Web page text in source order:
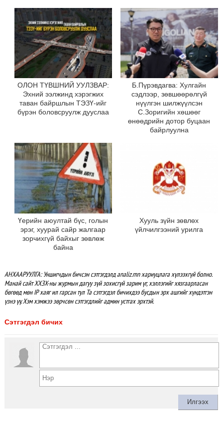
ОЛОН ТҮВШНИЙ УУЛЗВАР:
Эхний ээлжинд хэрэгжих
таван байршлын ТЭЗҮ-ийг
бүрэн боловсруулж дууслаа
Б.Пүрэвдагва: Хулгайн
сэдлээр, зөвшөөрөлгүй
нүүлгэн шилжүүлсэн
С.Зоригийн хөшөөг
өнөөдрийн дотор буцаан
байрлуулна
Үерийн аюултай бүс, голын
эрэг, хуурай сайр жалгаар
зорчихгүй байхыг зөвлөж
байна
Хууль зүйн зөвлөх
үйлчилгээний урилга
АНХААРУУЛГА: Уншигчдын бичсэн сэтгэгдэлд analiz.mn хариуцлага хүлээхгүй болно.
Манай сайт ХХЗХ-ны журмын дагуу зүй зохисгүй зарим үг, хэллэгийг хязгаарласан
бөгөөд мөн IP хаяг ил гарсан тул Та сэтгэгдэл бичихдээ бусдын эрх ашгийг хүндэтгэн
үзнэ үү. Хэм хэмжээ зөрчсөн сэтгэгдлийг админ устгах эрхтэй.
Сэтгэгдэл бичих